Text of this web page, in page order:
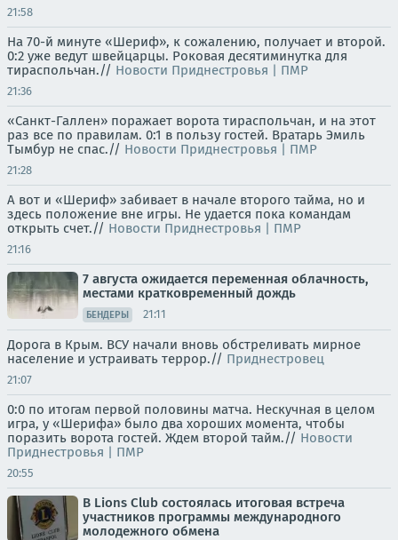
21:58
На 70-й минуте «Шериф», к сожалению, получает и второй.
0:2 уже ведут швейцарцы. Роковая десятиминутка для
тираспольчан.// Новости Приднестровья | ПМР
21:36
«Санкт-Галлен» поражает ворота тираспольчан, и на этот
раз все по правилам. 0:1 в пользу гостей. Вратарь Эмиль
Тымбур не спас.// Новости Приднестровья | ПМР
21:28
А вот и «Шериф» забивает в начале второго тайма, но и
здесь положение вне игры. Не удается пока командам
открыть счет.// Новости Приднестровья | ПМР
21:16
7 августа ожидается переменная облачность,
местами кратковременный дождь
БЕНДЕРЫ 21:11
Дорога в Крым. ВСУ начали вновь обстреливать мирное
население и устраивать террор.// Приднестровец
21:07
0:0 по итогам первой половины матча. Нескучная в целом
игра, у «Шерифа» было два хороших момента, чтобы
поразить ворота гостей. Ждем второй тайм.// Новости
Приднестровья | ПМР
20:55
В Lions Club состоялась итоговая встреча
участников программы международного
молодежного обмена